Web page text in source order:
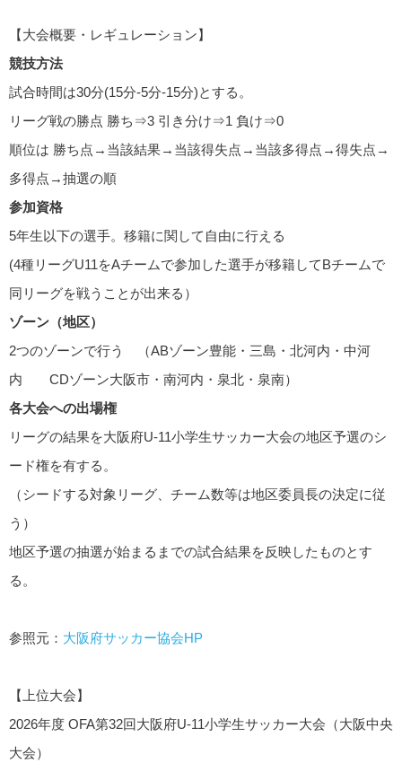
【大会概要・レギュレーション】
競技方法
試合時間は30分(15分-5分-15分)とする。
リーグ戦の勝点 勝ち⇒3 引き分け⇒1 負け⇒0
順位は 勝ち点→当該結果→当該得失点→当該多得点→得失点→
多得点→抽選の順
参加資格
5年生以下の選手。移籍に関して自由に行える
(4種リーグU11をAチームで参加した選手が移籍してBチームで
同リーグを戦うことが出来る）
ゾーン（地区）
2つのゾーンで行う （ABゾーン豊能・三島・北河内・中河
内 CDゾーン大阪市・南河内・泉北・泉南）
各大会への出場権
リーグの結果を大阪府U-11小学生サッカー大会の地区予選のシ
ード権を有する。
（シードする対象リーグ、チーム数等は地区委員長の決定に従
う）
地区予選の抽選が始まるまでの試合結果を反映したものとす
る。
参照元： 大阪府サッカー協会HP
【上位大会】
2026年度 OFA第32回大阪府U-11小学生サッカー大会（大阪中央
大会）